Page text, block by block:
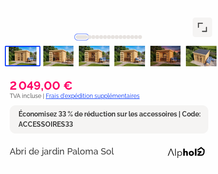
2 049,00 €
TVA incluse | Frais d'expédition supplémentaires
Économisez 33 % de réduction sur les accessoires | Code:
ACCESSOIRES33
Abri de jardin Paloma Sol